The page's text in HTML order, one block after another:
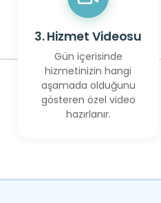
3. Hizmet Videosu
Gün içerisinde
hizmetinizin hangi
aşamada olduğunu
gösteren özel video
hazırlanır.